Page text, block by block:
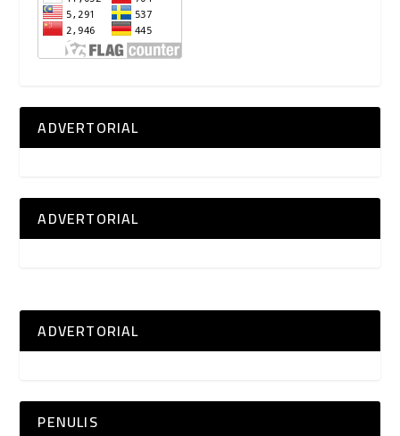
ADVERTORIAL
ADVERTORIAL
ADVERTORIAL
PENULIS